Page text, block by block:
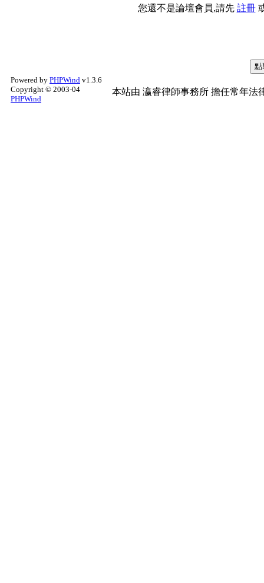
您還不是論壇會員,請先 註冊
Powered by PHPWind v1.3.6
Copyright © 2003-04
PHPWind
本站由 瀛睿律師事務所 擔任常年法